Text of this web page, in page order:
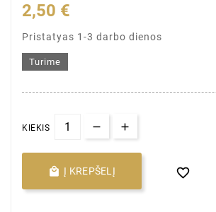
2,50 €
Pristatyas 1-3 darbo dienos
Turime
KIEKIS
 Į KREPŠELĮ 